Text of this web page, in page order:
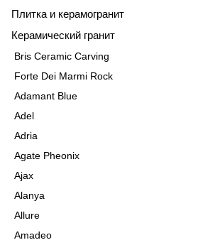
Плитка и керамогранит
Керамический гранит
Bris Ceramic Carving
Forte Dei Marmi Rock
Adamant Blue
Adel
Adria
Agate Pheonix
Ajax
Alanya
Allure
Amadeo